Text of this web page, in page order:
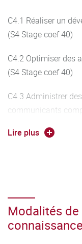
C4.1 Réaliser un
(S4 Stage coef 40)
C4.2 Optimiser des
(S4 Stage coef 40)
C4.3 Administrer
communicants
(S4 Stage coef 40)
C4.6 Collaborer au
Lire plus
Modalités